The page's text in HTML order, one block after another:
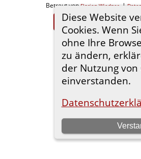
Diese Website
Cookies. Wenn
ohne Ihre
zu ändern,
der Nutzung von
einverstanden.
Betreut vonFlorian Wiedner. |
Zur Desktop-Webseite